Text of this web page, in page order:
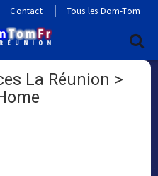
Contact Tous les Dom-Tom
La Réunion >